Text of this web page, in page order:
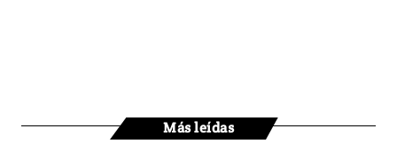
Más leídas